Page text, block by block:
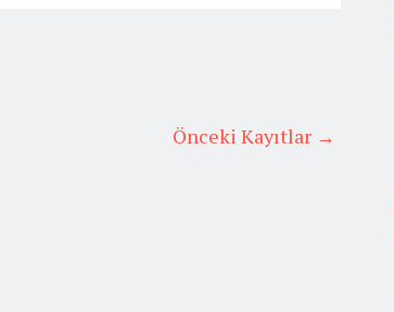
Önceki Kayıtlar →